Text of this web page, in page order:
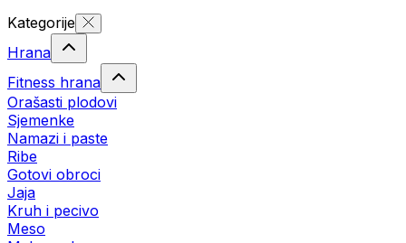
Kategorije
Hrana
Fitness hrana
Orašasti plodovi
Sjemenke
Namazi i paste
Ribe
Gotovi obroci
Jaja
Kruh i pecivo
Meso